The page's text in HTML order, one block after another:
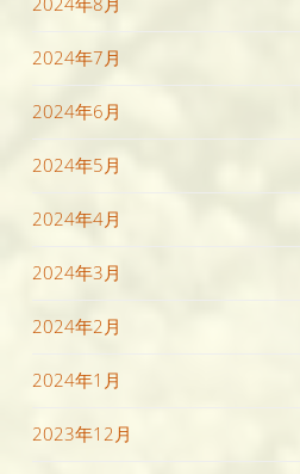
2024年7月
2024年6月
2024年5月
2024年4月
2024年3月
2024年2月
2024年1月
2023年12月